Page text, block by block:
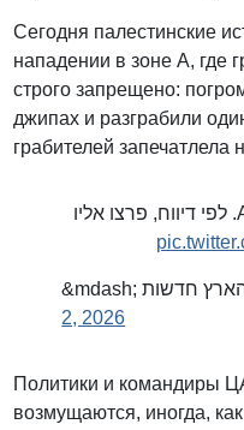
Сегодня палестинские
нападении в зоне А, где
строго запрещено:
джипах и разграбили
грабителей
מתנחלים עוזבים בית בשטח A. לפי דיווח, פרצו אליו
2, 2026
Политики и командиры
возмущаются, иногда,